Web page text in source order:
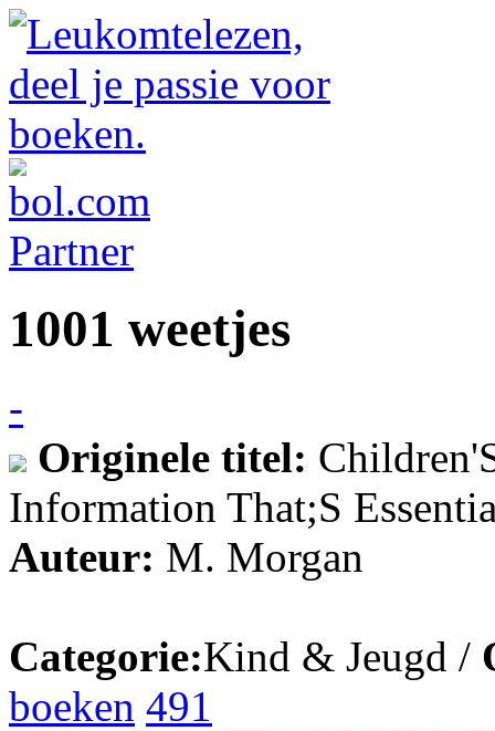
1001 weetjes
-
Originele titel:
Information That;S
Auteur: M. Morgan
Categorie:Kind & Jeugd /
boeken 491